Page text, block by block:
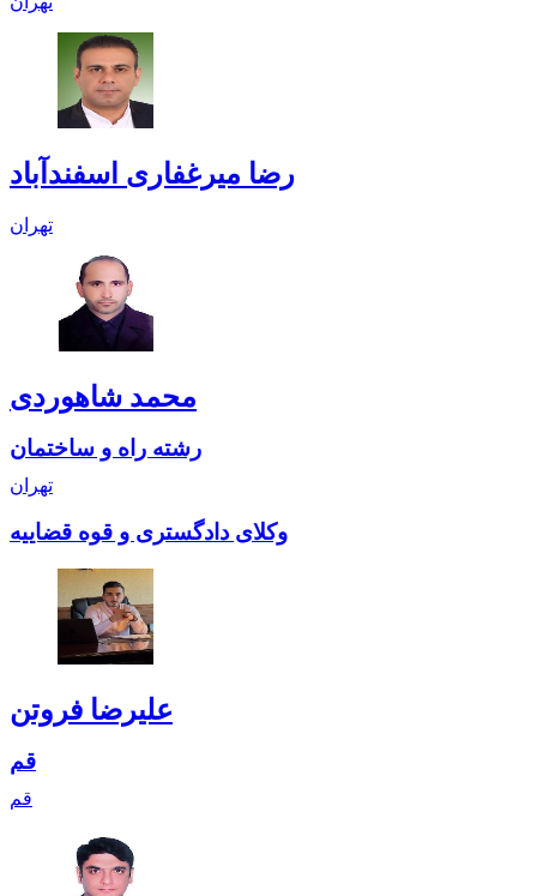
رضا میرغفاری اسفندآباد
تهران
محمد شاهوردی
رشته راه و ساختمان
تهران
وکلای دادگستری و قوه قضاییه
علیرضا فروتن
قم
قم